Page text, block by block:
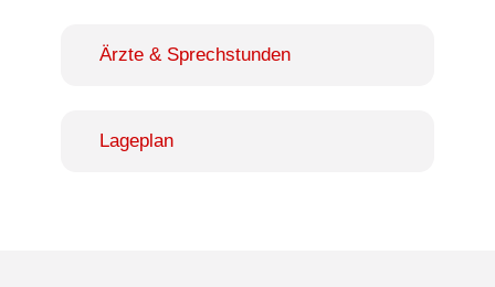
Ärzte & Sprechstunden
Lageplan